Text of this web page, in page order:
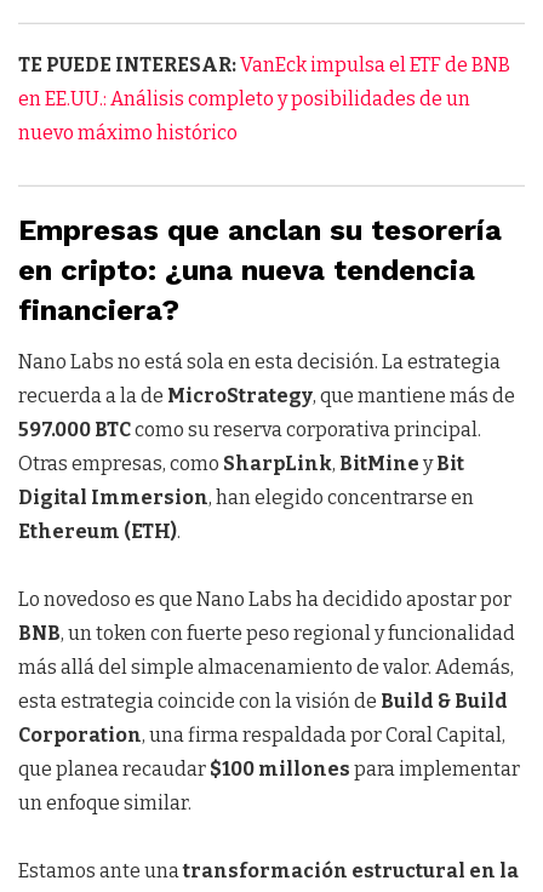
TE PUEDE INTERESAR:VanEck impulsa el ETF de BNB
en EE.UU.: Análisis completo y posibilidades de un
nuevo máximo histórico
Empresas que anclan su tesorería
en cripto: ¿una nueva tendencia
financiera?
Nano Labs no está sola en esta decisión. La estrategia
recuerda a la de MicroStrategy, que mantiene más de
597.000 BTCcomo su reserva corporativa principal.
Otras empresas, como SharpLink, BitMine yBit
Digital Immersion, han elegido concentrarse en
Ethereum (ETH).
Lo novedoso es que Nano Labs ha decidido apostar por
BNB, un token con fuerte peso regional y funcionalidad
más allá del simple almacenamiento de valor. Además,
esta estrategia coincide con la visión de Build & Build
Corporation, una firma respaldada por Coral Capital,
que planea recaudar $100 millones para implementar
un enfoque similar.
Estamos ante unatransformación estructural en la